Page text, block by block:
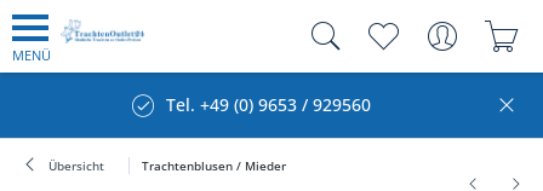
MENÜ
Tel. +49 (0) 9653 / 929560
Übersicht Trachtenblusen / Mieder